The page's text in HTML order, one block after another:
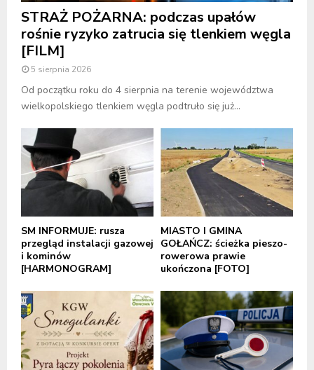
STRAŻ POŻARNA: podczas upałów
rośnie ryzyko zatrucia się tlenkiem węgla
[FILM]
5 sierpnia 2026
Od początku roku do 4 sierpnia na terenie województwa
wielkopolskiego tlenkiem węgla podtruło się już...
SM INFORMUJE: rusza
przegląd instalacji gazowej
i kominów
[HARMONOGRAM]
MIASTO I GMINA
GOŁAŃCZ: ścieżka pieszo-
rowerowa prawie
ukończona [FOTO]